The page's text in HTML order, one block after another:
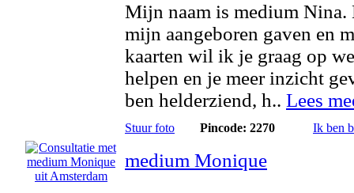
Mijn naam is medium Nina.
mijn aangeboren gaven en
kaarten wil ik je graag op
helpen en je meer inzicht
ben helderziend, h.. Lees
Stuur foto Pincode: 2270 Ik ben
medium Monique